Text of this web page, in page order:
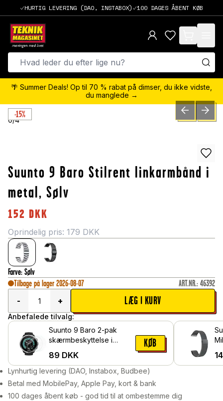
HURTIG LEVERING (DAO, INSTABOX) 100 DAGES ÅBENT KØB
items in cart,
🌴 Summer Deals! Op til 70 % rabat på dimser, du ikke vidste,
du manglede →
-15%
0/4 PREVIOUSNEXT
Suunto 9 Baro Stilrent linkarmbånd i
metal, Sølv
152 DKK
Oprindelig pris: 179 DKK
Farve: Sølv
Tilbage på lager 2026-08-07
ART.NR.: 46392
-
+ LÆG I KURV
Anbefalede tilvalg:
Suunto 9 Baro 2-pak
skærmbeskyttelse i
89 DKK
KØB
Lynhurtig levering (DAO, Instabox, Budbee)
Betal med MobilePay, Apple Pay, kort & bank
100 dages åbent køb - god tid til at ombestemme dig